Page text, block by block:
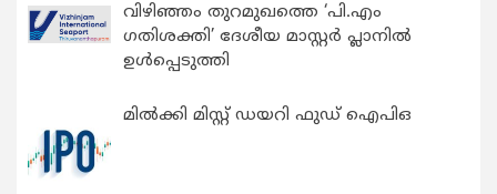
വിഴിഞ്ഞം തുറമുഖത്തെ ‘പി.എം
ഗതിശക്തി’ ദേശീയ മാസ്റ്റർ പ്ലാനിൽ
ഉൾപ്പെടുത്തി
മിൽക്കി മിസ്റ്റ് ഡയറി ഫുഡ് ഐപിഒ